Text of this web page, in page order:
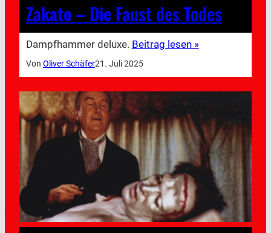
Zakato – Die Faust des Todes
Dampfhammer deluxe. Beitrag lesen »
Von Oliver Schäfer21. Juli 2025